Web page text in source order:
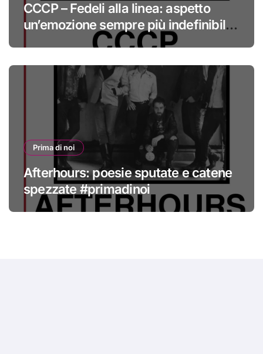
CCCP – Fedeli alla linea: aspetto
un’emozione sempre più indefinibile
#primadinoi
Prima di noi
Afterhours: poesie sputate e catene
spezzate #primadinoi